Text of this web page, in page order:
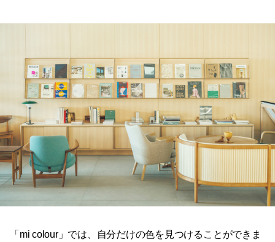
「mi colour」では、自分だけの色を見つけることができま